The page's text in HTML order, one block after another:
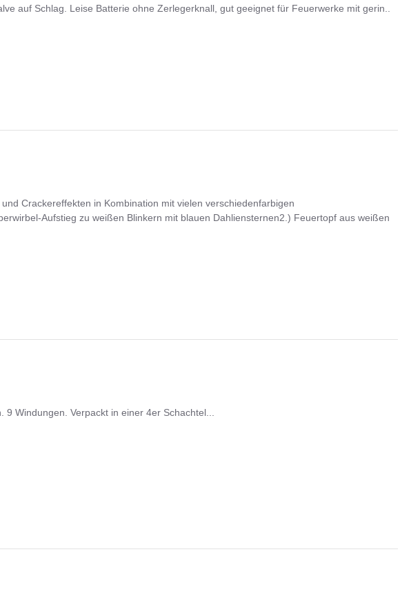
auf Schlag. Leise Batterie ohne Zerlegerknall, gut geeignet für Feuerwerke mit gerin..
Crackereffekten in Kombination mit vielen verschiedenfarbigen
Aufstieg zu weißen Blinkern mit blauen Dahliensternen2.) Feuertopf aus weißen
Windungen. Verpackt in einer 4er Schachtel...